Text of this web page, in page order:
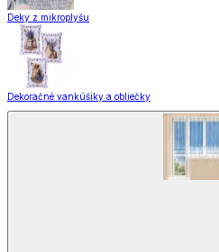
Deky z mikroplyšu
Dekoračné vankúšiky a obliečky